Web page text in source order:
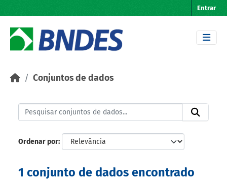
Entrar
Conjuntos de dados
Ordenar por
1 conjunto de dados encontrado